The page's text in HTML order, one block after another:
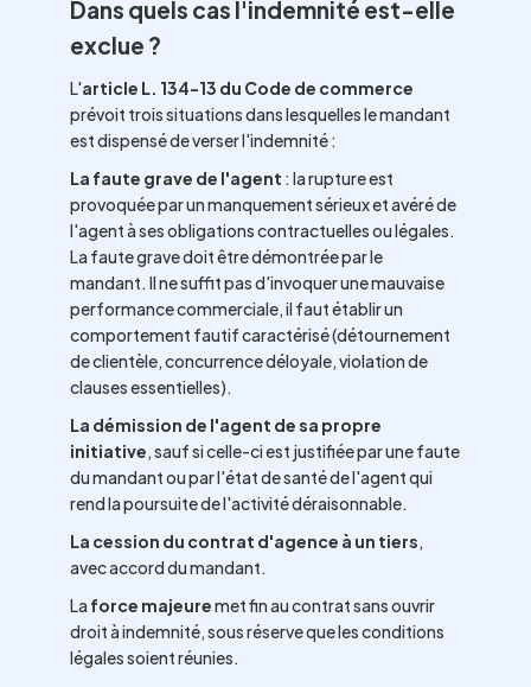
Dans quels cas l'indemnité est-elle
exclue ?
L'article L. 134-13 du Code de commerce
prévoit trois situations dans lesquelles le mandant
est dispensé de verser l'indemnité :
La faute grave de l'agent : la rupture est
provoquée par un manquement sérieux et avéré de
l'agent à ses obligations contractuelles ou légales.
La faute grave doit être démontrée par le
mandant. Il ne suffit pas d'invoquer une mauvaise
performance commerciale, il faut établir un
comportement fautif caractérisé (détournement
de clientèle, concurrence déloyale, violation de
clauses essentielles).
La démission de l'agent de sa propre
initiative, sauf si celle-ci est justifiée par une faute
du mandant ou par l'état de santé de l'agent qui
rend la poursuite de l'activité déraisonnable.
La cession du contrat d'agence à un tiers,
avec accord du mandant.
La force majeuremet fin au contrat sans ouvrir
droit à indemnité, sous réserve que les conditions
légales soient réunies.